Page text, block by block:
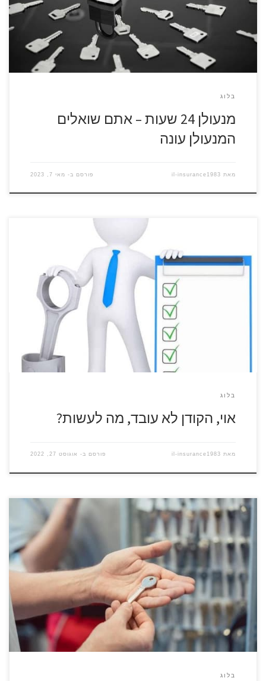
ולא נסגר, אתם תקועים בבית ללא אפשרות לצאת או עומדים מחוץ
לדלת ללא אפשרות להיכנס. אין ברירה, צריך לפנות […]
בלוג
מנעולן 24 שעות – אתם שואלים
המנעולן עונה
מאת il-insurance1983 פורסם ב- מאי 7, 2023
להזמנת מנעולן התקשרו עכשיו 077-8047155 גרים בקריית גנים
בראשון לציון אבל עובדים בנס ציונה. קמתם בבוקר נמרצים לעבודה
והקודן לרכב לא עובד. מה עושים? ראשית, אל תילחצו. זו בעיה
צפויה העלולה להתרחש בכל מצב, ומה לעשות, גם במצבים
מלחיצים. הנתונים מלמדים שזה קורה בדרך כלל אחרי שלוש שנים
בלוג
אוי, הקודן לא עובד, מה לעשות?
מאת il-insurance1983 פורסם ב- אוגוסט 27, 2022
להזמנת מנעולן התקשרו עכשיו 077-8047155 במועדון הספורט
בשכונת נווה הדרים בראשון לציון כולם מכירים את חנה. בכל פעם
שהיא מגיעה אל המועדון הם מצקצקים בלשונם, מעניין מה היא
שכחה הפעם. בשבוע שעבר היא שכחה להביא נעלי ספורט, שבוע
לפני כן היא לא זכרה איפה היא השאירה את משקפי השמש
היוקרתיים […]
בלוג